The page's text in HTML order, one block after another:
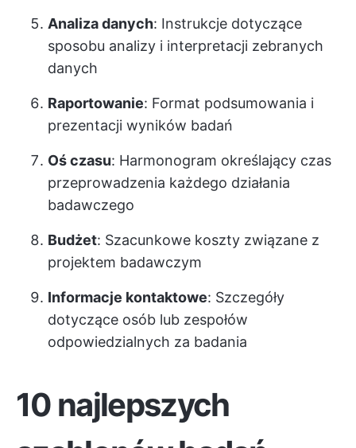
Analiza danych: Instrukcje dotyczące
sposobu analizy i interpretacji zebranych
danych
Raportowanie: Format podsumowania i
prezentacji wyników badań
Oś czasu: Harmonogram określający czas
przeprowadzenia każdego działania
badawczego
Budżet: Szacunkowe koszty związane z
projektem badawczym
Informacje kontaktowe: Szczegóły
dotyczące osób lub zespołów
odpowiedzialnych za badania
10 najlepszych